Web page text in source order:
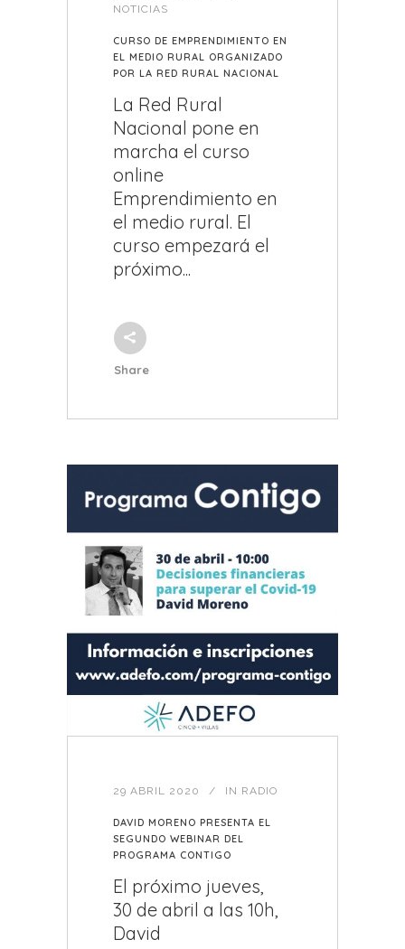
NOTICIAS
CURSO DE EMPRENDIMIENTO EN
EL MEDIO RURAL ORGANIZADO
POR LA RED RURAL NACIONAL
La Red Rural
Nacional pone en
marcha el curso
online
Emprendimiento en
el medio rural. El
curso empezará el
próximo...
Share
29 ABRIL 2020 IN RADIO
DAVID MORENO PRESENTA EL
SEGUNDO WEBINAR DEL
PROGRAMA CONTIGO
El próximo jueves,
30 de abril a las 10h,
David